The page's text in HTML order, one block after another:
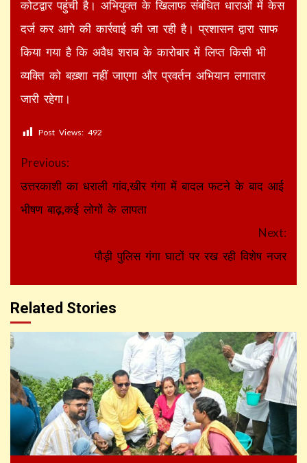
कोटद्वार पहुंची है। अभियुक्त के खिलाफ संबंधित धाराओं में केस
दर्ज कर आगे की कार्रवाई की जा रही है। प्रशासन द्वारा साफ
किया गया है कि अवैध शराब के कारोबार में लिप्त किसी भी
व्यक्ति को बख़्शा नहीं जाएगा और प्रवर्तन अभियान लगातार
जारी रहेगा।
Post Views: 492
Continue
Reading
Previous:
उत्तरकाशी का धराली गांव,खीर गंगा में बादल फटने के बाद आई
भीषण बाढ़,कई लोगों के लापता
Next:
पौड़ी पुलिस गंगा घाटों पर रख रही विशेष नजर
Related Stories